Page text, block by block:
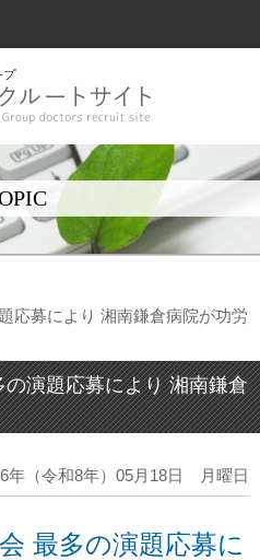
応募により 湘南鎌倉病院が功労
演題応募により 湘南鎌倉
年（令和8年）05月18日 月曜日
最多の演題応募に